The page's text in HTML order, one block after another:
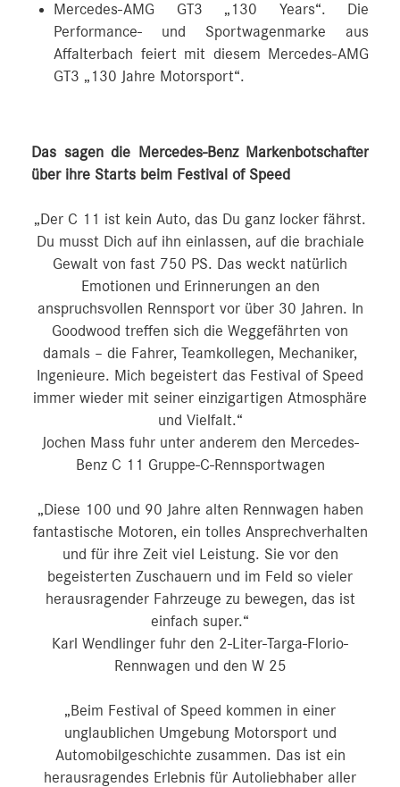
Mercedes-AMG GT3 „130 Years“. Die
Performance- und Sportwagenmarke aus
Affalterbach feiert mit diesem Mercedes-AMG
GT3 „130 Jahre Motorsport“.
Das sagen die Mercedes-Benz Markenbotschafter
über ihre Starts beim Festival of Speed
„Der C 11 ist kein Auto, das Du ganz locker fährst.
Du musst Dich auf ihn einlassen, auf die brachiale
Gewalt von fast 750 PS. Das weckt natürlich
Emotionen und Erinnerungen an den
anspruchsvollen Rennsport vor über 30 Jahren. In
Goodwood treffen sich die Weggefährten von
damals – die Fahrer, Teamkollegen, Mechaniker,
Ingenieure. Mich begeistert das Festival of Speed
immer wieder mit seiner einzigartigen Atmosphäre
und Vielfalt.“
Jochen Mass fuhr unter anderem den Mercedes-
Benz C 11 Gruppe-C-Rennsportwagen
„Diese 100 und 90 Jahre alten Rennwagen haben
fantastische Motoren, ein tolles Ansprechverhalten
und für ihre Zeit viel Leistung. Sie vor den
begeisterten Zuschauern und im Feld so vieler
herausragender Fahrzeuge zu bewegen, das ist
einfach super.“
Karl Wendlinger fuhr den 2-Liter-Targa-Florio-
Rennwagen und den W 25
„Beim Festival of Speed kommen in einer
unglaublichen Umgebung Motorsport und
Automobilgeschichte zusammen. Das ist ein
herausragendes Erlebnis für Autoliebhaber aller